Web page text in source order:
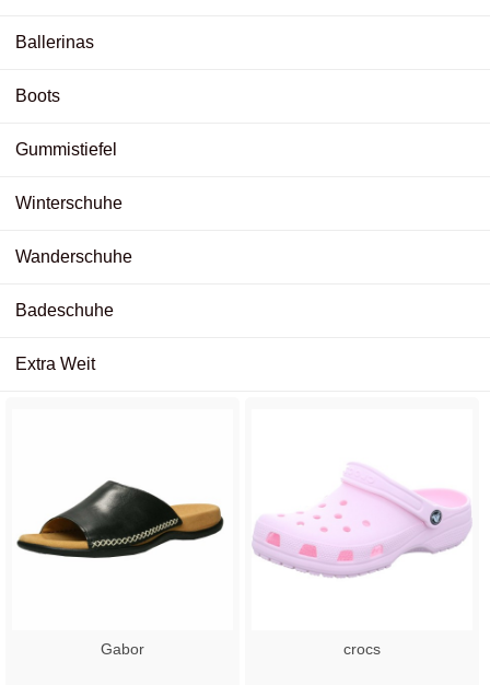
Ballerinas
Boots
Gummistiefel
Winterschuhe
Wanderschuhe
Badeschuhe
Extra Weit
Gabor crocs